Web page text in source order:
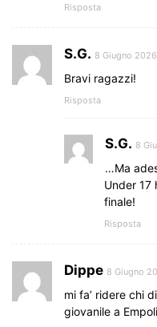
Risposta
S.G. 8 Giugno
Bravi ragazzi!
Risposta
S.G. 8
…Ma
Under 17
finale!
Risposta
Dippe 8 Giugno
mi fa’ ridere chi
giovanile a